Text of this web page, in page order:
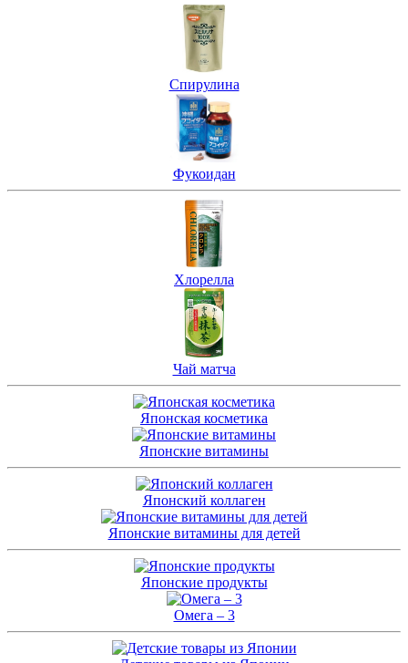
Спирулина
Фукоидан
Хлорелла
Чай матча
Японская косметика
Японские витамины
Японский коллаген
Японские витамины для детей
Японские продукты
Омега – 3